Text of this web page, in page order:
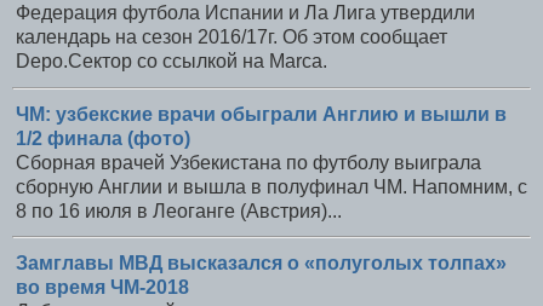
Федерация футбола Испании и Ла Лига утвердили
календарь на сезон 2016/17г. Об этом сообщает
Depo.Сектор со ссылкой на Marca.
ЧМ: узбекские врачи обыграли Англию и вышли в
1/2 финала (фото)
Сборная врачей Узбекистана по футболу выиграла
сборную Англии и вышла в полуфинал ЧМ. Напомним, с
8 по 16 июля в Леоганге (Австрия)...
Замглавы МВД высказался о «полуголых толпах»
во время ЧМ-2018